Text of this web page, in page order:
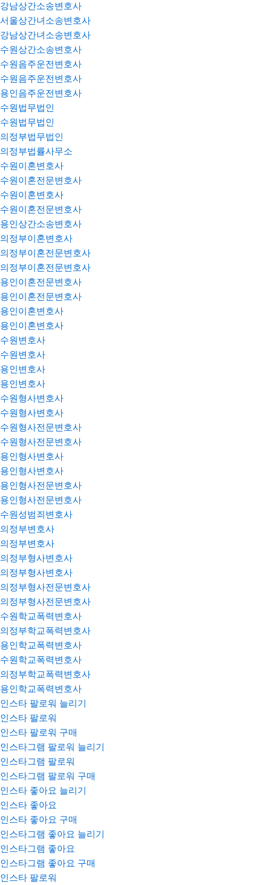
강남상간소송변호사
서울상간녀소송변호사
강남상간녀소송변호사
수원상간소송변호사
수원음주운전변호사
수원음주운전변호사
용인음주운전변호사
수원법무법인
수원법무법인
의정부법무법인
의정부법률사무소
수원이혼변호사
수원이혼전문변호사
수원이혼변호사
수원이혼전문변호사
용인상간소송변호사
의정부이혼변호사
의정부이혼전문변호사
의정부이혼전문변호사
용인이혼전문변호사
용인이혼전문변호사
용인이혼변호사
용인이혼변호사
수원변호사
수원변호사
용인변호사
용인변호사
수원형사변호사
수원형사변호사
수원형사전문변호사
수원형사전문변호사
용인형사변호사
용인형사변호사
용인형사전문변호사
용인형사전문변호사
수원성범죄변호사
의정부변호사
의정부변호사
의정부형사변호사
의정부형사변호사
의정부형사전문변호사
의정부형사전문변호사
수원학교폭력변호사
의정부학교폭력변호사
용인학교폭력변호사
수원학교폭력변호사
의정부학교폭력변호사
용인학교폭력변호사
인스타 팔로워 늘리기
인스타 팔로워
인스타 팔로워 구매
인스타그램 팔로워 늘리기
인스타그램 팔로워
인스타그램 팔로워 구매
인스타 좋아요 늘리기
인스타 좋아요
인스타 좋아요 구매
인스타그램 좋아요 늘리기
인스타그램 좋아요
인스타그램 좋아요 구매
인스타 팔로워